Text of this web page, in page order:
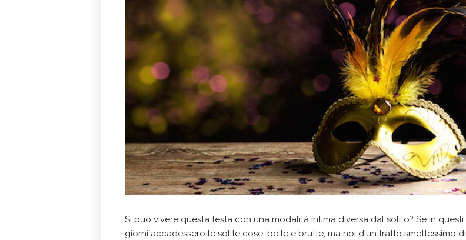
Si può vivere questa festa con una modalità intima diversa dal solito? Se in questi
giorni accadessero le solite cose, belle e brutte, ma noi d'un tratto smettessimo di